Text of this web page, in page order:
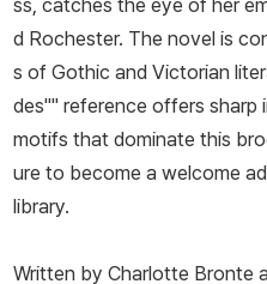
는 폴 드 만, 제프리 하트만, 제임
거리를 취하며 정신분석과 그노
이론을 전개했다. 1994년 저서 『서구 정전』에서는 셰익스피어를 위
시한 서구의 고전문학을 옹호했고
의 등 문학을 정치, 역사 등 문학
두 비판했다. 이후 『어떻게 왜 읽
수의 책을 저술했고, 최근에는 자
구 문학 작가와 작품에 대한 비평
ss, catches the eye of her
d Rochester. The novel is
s of Gothic and Victorian
des"" reference offers sharp
motifs that dominate this
ure to become a welcome
library.
Written by Charlotte Bronte